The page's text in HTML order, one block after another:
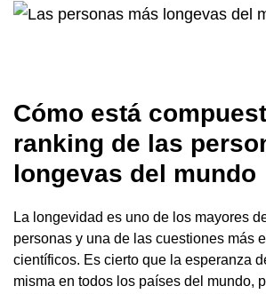
Cómo está
ranking de las
longevas del mundo
La longevidad es uno de los mayores
personas y una de las cuestiones más
científicos. Es cierto que la esperanza
misma en todos los países del mundo,